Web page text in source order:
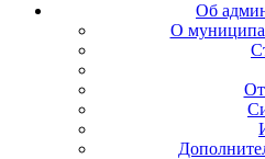
Об
О